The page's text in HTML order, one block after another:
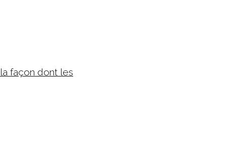
façon dont les